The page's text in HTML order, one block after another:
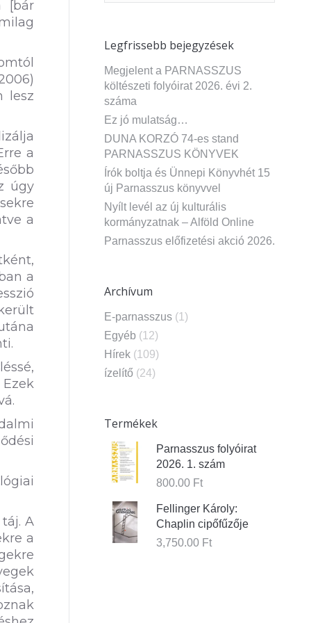
[bár
lesz
a
úgy
a
a
A
a
Legfrissebb bejegyzések
Megjelent a PARNASSZUS
költészeti folyóirat 2026. évi 2.
száma
Ez jó mulatság…
DUNA KORZÓ 74-es stand
PARNASSZUS KÖNYVEK
Írók boltja és Ünnepi Könyvhét 15
új Parnasszus könyvvel
Nyílt levél az új kulturális
kormányzatnak – Alföld Online
Parnasszus előfizetési akció 2026.
Archívum
E-parnasszus(1)
Egyéb(12)
Hírek(109)
ízelítő(24)
Termékek
Parnasszus folyóirat
2026. 1. szám
800.00 Ft
Fellinger Károly:
Chaplin cipőfűzője
3,750.00 Ft